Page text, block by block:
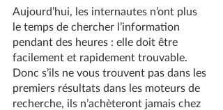
Aujourd’hui, les internautes n’ont plus
le temps de chercher l’information
pendant des heures : elle doit être
facilement et rapidement trouvable.
Donc s’ils ne vous trouvent pas dans les
premiers résultats dans les moteurs de
recherche, ils n’achèteront jamais chez